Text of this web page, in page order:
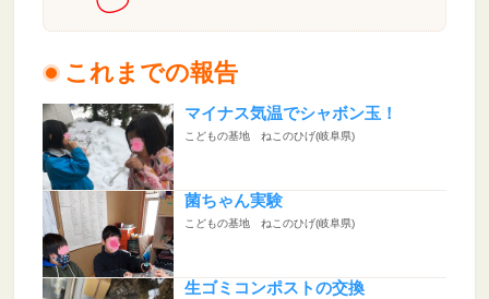
これまでの報告
マイナス気温でシャボン玉！
こどもの基地 ねこのひげ(岐阜県)
菌ちゃん実験
こどもの基地 ねこのひげ(岐阜県)
生ゴミコンポストの交換